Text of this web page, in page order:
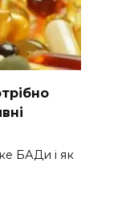
БАДи і як